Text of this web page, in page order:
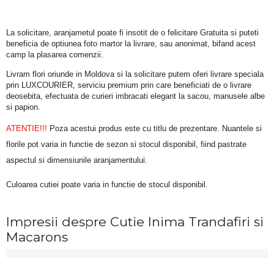
La solicitare, aranjametul poate fi insotit de o felicitare Gratuita si puteti
beneficia de optiunea foto martor la livrare, sau anonimat, bifand acest
camp la plasarea comenzii.
Livram flori oriunde in Moldova si la solicitare putem oferi livrare speciala
prin LUXCOURIER, serviciu premium prin care beneficiati de o livrare
deosebita, efectuata de curieri imbracati elegant la sacou, manusele albe
si papion.
ATENTIE!!! Poza acestui produs este cu titlu de prezentare. Nuantele si
florile pot varia in functie de sezon si stocul disponibil, fiind pastrate
aspectul si dimensiunile aranjamentului.
Culoarea cutiei poate varia in functie de stocul disponibil.
Impresii despre Cutie Inima Trandafiri si
Macarons